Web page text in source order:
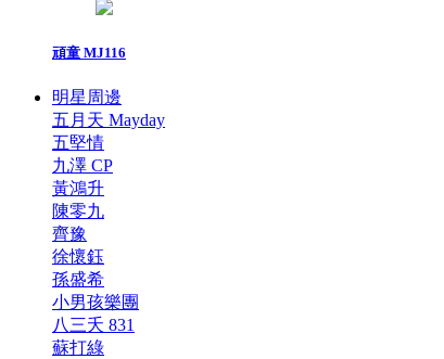
頑童 MJ116
明星周邊
五月天 Mayday
五堅情
九澤 CP
黃鴻升
陳零九
齊豫
徐懷鈺
孫盛希
小男孩樂團
八三夭 831
蘇打綠